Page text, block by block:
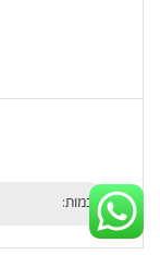
כמות: